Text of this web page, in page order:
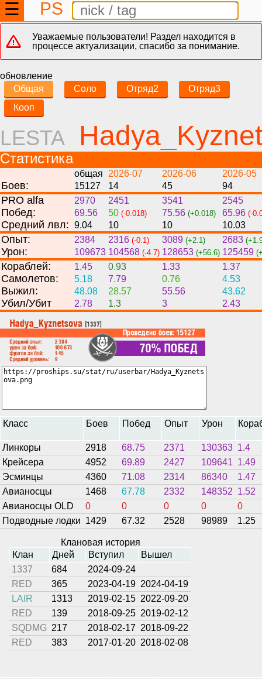
☰ PS
Уважаемые пользователи! Раздел находится в
процессе актуализации, спасибо за понимание.
обновление
Общая
Соло Отряд2
Отряд3
Кооп
LESTA
Статистика
общая 2026-07 2026-06 2026-05
Боев: 15127 14 45 94
PRO alfa 2970 2451 3541 2545
Побед: 69.56 50 (-0.018) 75.56 (+0.018) 65.96 (-
Средний лвл: 9.04 10 10 10.03
Опыт: 2384 2316 (-0.1) 3089 (+2.1) 2683
Урон: 109673 104568 (-4.7) 128653 (+56.6) 125459
Кораблей: 1.45 0.93 1.33 1.37
Самолетов: 5.18 7.79 0.76 4.53
Выжил: 48.08 28.57 55.56 43.62
Убил/Убит 2.78 1.3 3 2.43
Класс Боев Побед Опыт Урон
Линкоры 2918 68.75 2371 130363 1.4
Крейсера
4952 69.89 2427 109641 1.49
Эсминцы
4360 71.08 2314 86340
1.47
Авианосцы
1468 67.78 2332 148352 1.52
Авианосцы OLD
0 0 0 0
0
Подводные лодки 1429 67.32 2528 98989 1.25
Клановая история
Клан
Дней Вступил
Вышел
1337
684
2024-09-24
RED
365 2023-04-19 2024-04-19
LAIR
1313 2019-02-15 2022-09-20
RED
139 2018-09-25 2019-02-12
SQDMG 217 2018-02-17 2018-09-22
RED
383 2017-01-20 2018-02-08